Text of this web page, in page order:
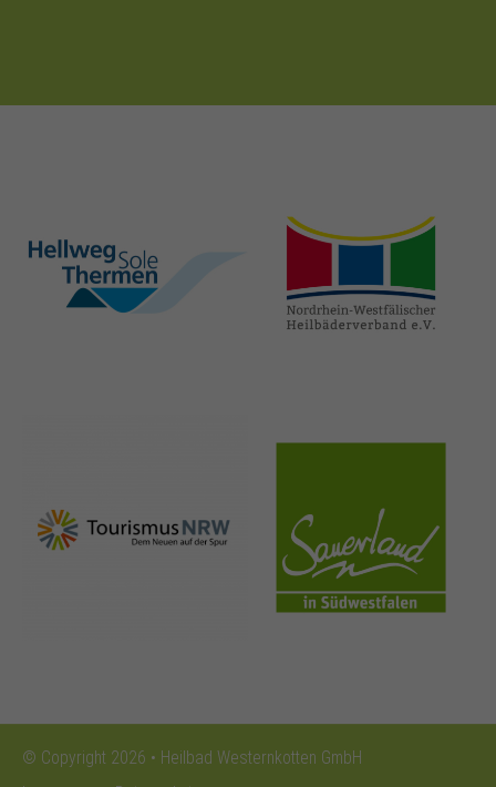
hellweg-sole-
thermen.de
heilbaeder.de
nrw-
tourismus.de
sauerland.co
m
© Copyright 2026 • Heilbad Westernkotten GmbH